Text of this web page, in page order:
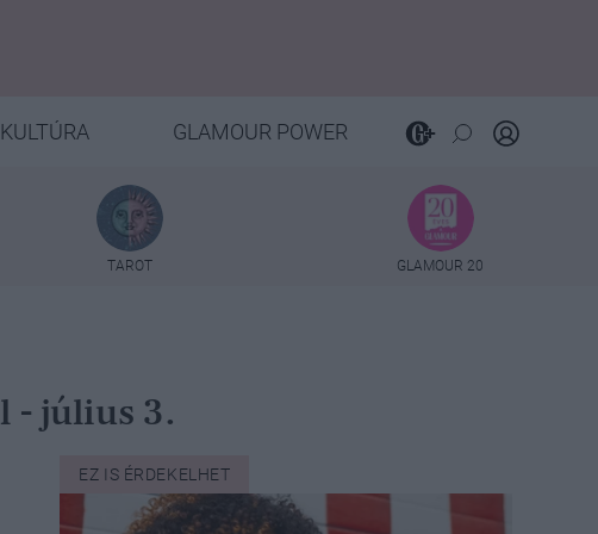
KULTÚRA GLAMOUR POWER
TAROT GLAMOUR 20
- július 3.
EZ IS ÉRDEKELHET